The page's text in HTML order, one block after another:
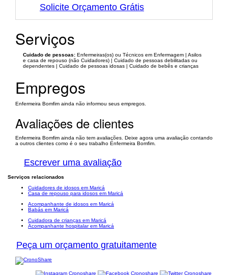
Solicite Orçamento Grátis
Serviços
Cuidado de pessoas: Enfermeiras(os) ou Técnicos em Enfermagem | Asilos
e casa de repouso (não Cuidadores) | Cuidado de pessoas debilitadas ou
dependentes | Cuidado de pessoas idosas | Cuidado de bebês e crianças
Empregos
Enfermeira Bomfim ainda não informou seus empregos.
Avaliações de clientes
Enfermeira Bomfim ainda não tem avaliações. Deixe agora uma avaliação contando
a outros clientes como é o seu trabalho Enfermeira Bomfim.
Escrever uma avaliação
Serviços relacionados
Cuidadores de idosos em Maricá
Casa de repouso para idosos em Maricá
Acompanhante de idosos em Maricá
Babás em Maricá
Cuidadora de crianças em Maricá
Acompanhante hospitalar em Maricá
Peça um orçamento gratuitamente